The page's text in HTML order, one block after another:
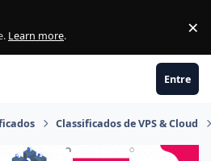
Learn more. ×
Entre
Classificados de VPS & Cloud